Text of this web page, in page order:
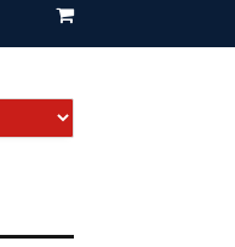
Einkaufswagen